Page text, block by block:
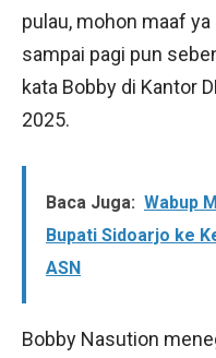
pulau, mohon maaf
sampai pagi pun
kata Bobby di Kantor
2025.
Baca Juga: Wabup
Bupati Sidoarjo ke
ASN
Bobby Nasution